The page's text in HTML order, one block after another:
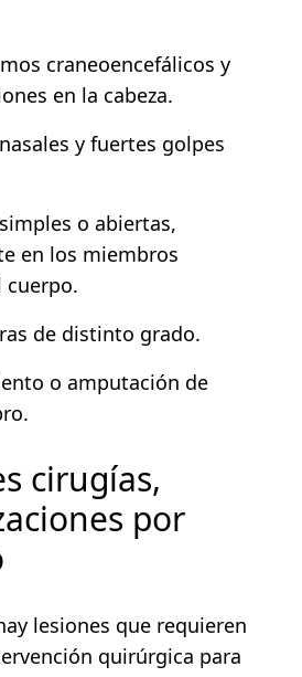
craneoencefálicos y
en la cabeza.
y fuertes golpes
o abiertas,
en los miembros
cuerpo.
de distinto grado.
o amputación de
cirugías,
por
lesiones que requieren
quirúrgica para